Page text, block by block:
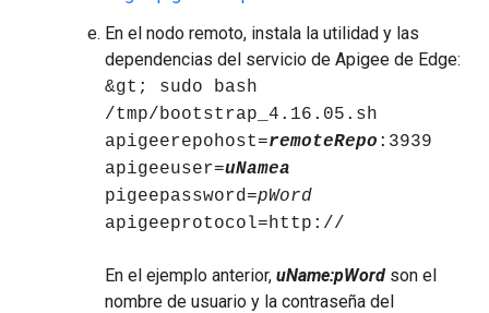
En el nodo remoto, instala la utilidad y las
dependencias del servicio de Apigee de Edge:
&gt; sudo bash
/tmp/bootstrap_4.16.05.sh
apigeerepohost=remoteRepo :3939
apigeeuser=uNamea
pigeepassword=pWord
apigeeprotocol=http://
En el ejemplo anterior, uName:pWord son el
nombre de usuario y la contraseña del